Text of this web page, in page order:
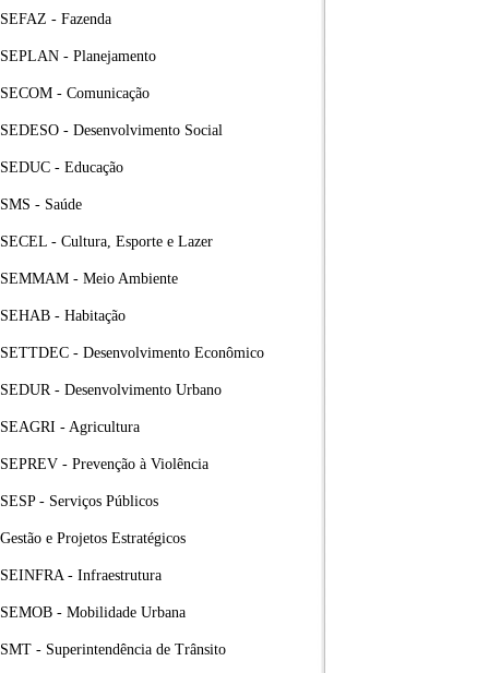
SEFAZ - Fazenda
SEPLAN - Planejamento
SECOM - Comunicação
SEDESO - Desenvolvimento Social
SEDUC - Educação
SMS - Saúde
SECEL - Cultura, Esporte e Lazer
SEMMAM - Meio Ambiente
SEHAB - Habitação
SETTDEC - Desenvolvimento Econômico
SEDUR - Desenvolvimento Urbano
SEAGRI - Agricultura
SEPREV - Prevenção à Violência
SESP - Serviços Públicos
Gestão e Projetos Estratégicos
SEINFRA - Infraestrutura
SEMOB - Mobilidade Urbana
SMT - Superintendência de Trânsito